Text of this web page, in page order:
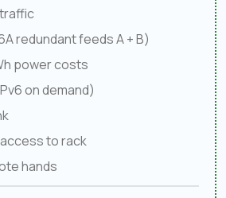
redundant feeds A + B)
power costs
on demand)
to rack
hands